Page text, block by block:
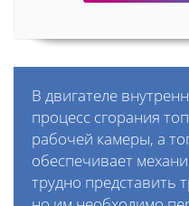
В двигателе
процесс сгорания
рабочей камеры, а
обеспечивает
трудно представить